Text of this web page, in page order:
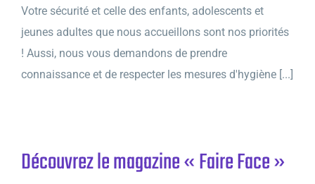
Votre sécurité et celle des enfants, adolescents et
jeunes adultes que nous accueillons sont nos priorités
! Aussi, nous vous demandons de prendre
connaissance et de respecter les mesures d'hygiène [...]
Découvrez le magazine « Faire Face »